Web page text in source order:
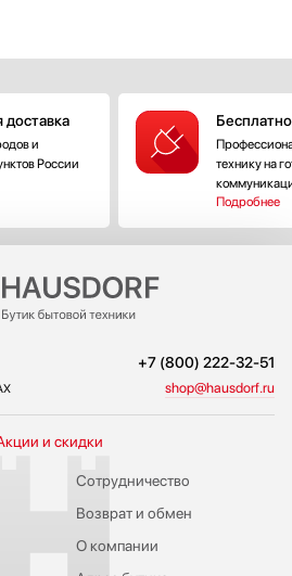
доставка
и
России
технику на
Подробнее
+7 (800) 222-32-51
shop@hausdorf.ru
и скидки
Сотрудничество
Возврат и обмен
О компании